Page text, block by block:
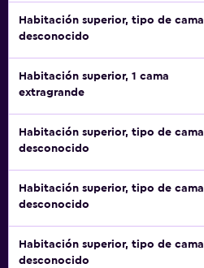
Habitación superior, tipo de cama
desconocido
Habitación superior, 1 cama
extragrande
Habitación superior, tipo de cama
desconocido
Habitación superior, tipo de cama
desconocido
Habitación superior, tipo de cama
desconocido